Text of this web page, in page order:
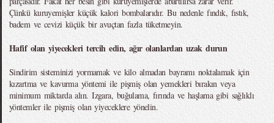
Çünkü kuruyemişler küçük kalori bombalarıdır. Bu nedenle fındık, fıstık,
badem ve cevizi küçük bir avuçtan fazla tüketmeyin.
Hafif olan yiyecekleri tercih edin, ağır olanlardan uzak durun
Sindirim sisteminizi yormamak ve kilo almadan bayramı noktalamak için
kızartma ve kavurma yöntemi ile pişmiş olan yemekleri bırakın veya
minimum miktarda alın. Izgara, buğulama, fırında ve haşlama gibi sağlıklı
yöntemler ile pişmiş olan yiyeceklere yönelin.